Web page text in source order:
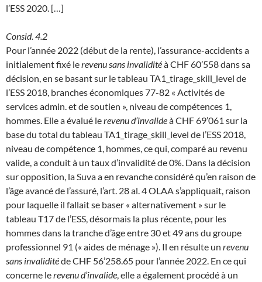
l’ESS 2020. […]
Consid. 4.2
Pour l’année 2022 (début de la rente), l’assurance-accidents a
initialement fixé lerevenu sans invaliditéà CHF 60’558 dans sa
décision, en se basant sur le tableau TA1_tirage_skill_level de
l’ESS 2018, branches économiques 77-82 « Activités de
services admin. et de soutien », niveau de compétences 1,
hommes. Elle a évalué lerevenu d’invalideà CHF 69’061 sur la
base du total du tableau TA1_tirage_skill_level de l’ESS 2018,
niveau de compétence 1, hommes, ce qui, comparé au revenu
valide, a conduit à un taux d’invalidité de 0%. Dans la décision
sur opposition, la Suva a en revanche considéré qu’en raison de
l’âge avancé de l’assuré, l’art. 28 al. 4 OLAA s’appliquait, raison
pour laquelle il fallait se baser « alternativement » sur le
tableau T17 de l’ESS, désormais la plus récente, pour les
hommes dans la tranche d’âge entre 30 et 49 ans du groupe
professionnel 91 (« aides de ménage »). Il en résulte un revenu
sans invaliditéde CHF 56’258.65 pour l’année 2022. En ce qui
concerne lerevenu d’invalide , elle a également procédé à un